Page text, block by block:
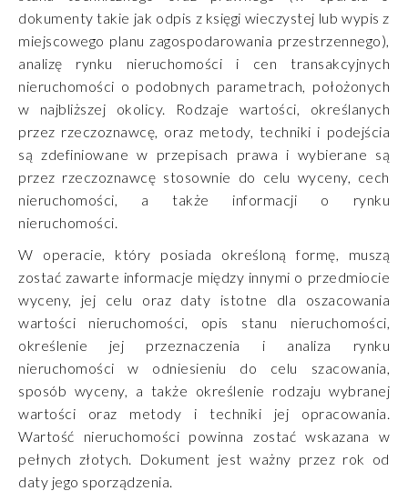
dokumenty takie jak odpis z księgi wieczystej lub wypis z
miejscowego planu zagospodarowania przestrzennego),
analizę rynku nieruchomości i cen transakcyjnych
nieruchomości o podobnych parametrach, położonych
w najbliższej okolicy. Rodzaje wartości, określanych
przez rzeczoznawcę, oraz metody, techniki i podejścia
są zdefiniowane w przepisach prawa i wybierane są
przez rzeczoznawcę stosownie do celu wyceny, cech
nieruchomości, a także informacji o rynku
nieruchomości.
W operacie, który posiada określoną formę, muszą
zostać zawarte informacje między innymi o przedmiocie
wyceny, jej celu oraz daty istotne dla oszacowania
wartości nieruchomości, opis stanu nieruchomości,
określenie jej przeznaczenia i analiza rynku
nieruchomości w odniesieniu do celu szacowania,
sposób wyceny, a także określenie rodzaju wybranej
wartości oraz metody i techniki jej opracowania.
Wartość nieruchomości powinna zostać wskazana w
pełnych złotych. Dokument jest ważny przez rok od
daty jego sporządzenia.